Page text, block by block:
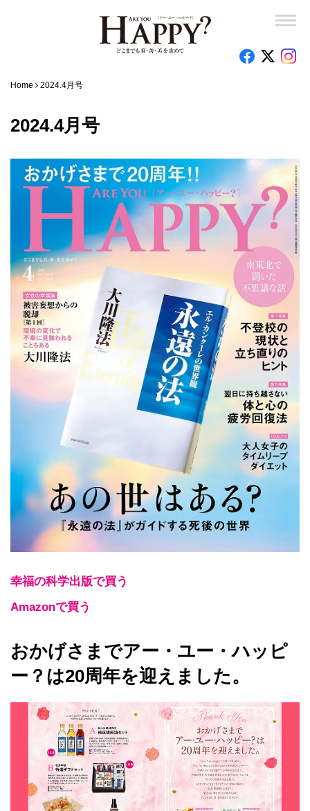
Home 2024.4月号
2024.4月号
幸福の科学出版で買う
Amazonで買う
おかげさまでアー・ユー・ハッピ
ー？は20周年を迎えました。